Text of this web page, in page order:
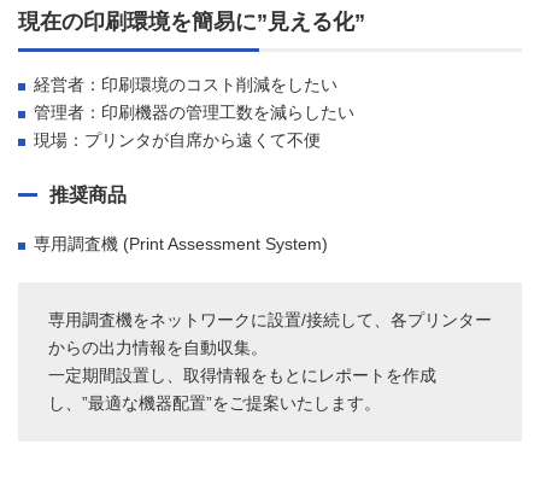
現在の印刷環境を簡易に”見える化”
経営者：印刷環境のコスト削減をしたい
管理者：印刷機器の管理工数を減らしたい
現場：プリンタが自席から遠くて不便
推奨商品
専用調査機 (Print Assessment System)
専用調査機をネットワークに設置/接続して、各プリンター
からの出力情報を自動収集。
一定期間設置し、取得情報をもとにレポートを作成
し、”最適な機器配置”をご提案いたします。